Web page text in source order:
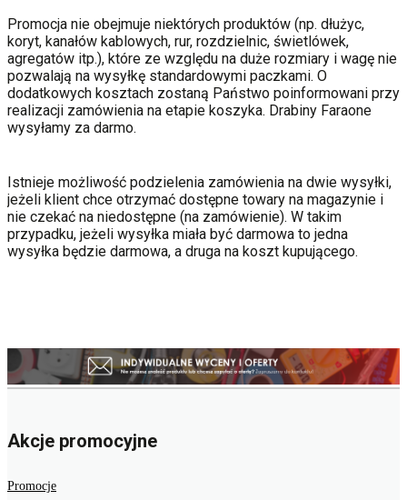
Promocja nie obejmuje niektórych produktów (np. dłużyc,
koryt, kanałów kablowych, rur, rozdzielnic, świetlówek,
agregatów itp.), które ze względu na duże rozmiary i wagę nie
pozwalają na wysyłkę standardowymi paczkami. O
dodatkowych kosztach zostaną Państwo poinformowani przy
realizacji zamówienia na etapie koszyka. Drabiny Faraone
wysyłamy za darmo.
Istnieje możliwość podzielenia zamówienia na dwie wysyłki,
jeżeli klient chce otrzymać dostępne towary na magazynie i
nie czekać na niedostępne (na zamówienie). W takim
przypadku, jeżeli wysyłka miała być darmowa to jedna
wysyłka będzie darmowa, a druga na koszt kupującego.
Akcje promocyjne
Promocje